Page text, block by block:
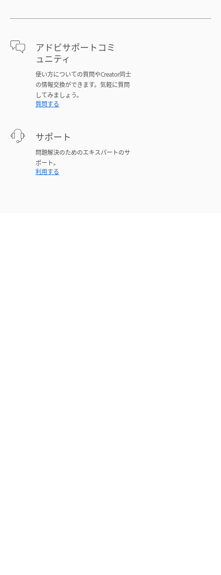
アドビサポートコミ
ュニティ
使い方についての質問やCreator同士
の情報交換ができます。気軽に質問
してみましょう。
質問する
サポート
問題解決のためのエキスパートのサ
ポート。
利用する